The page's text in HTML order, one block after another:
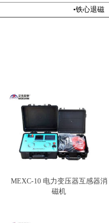
•铁心退磁
MEXC-10 电力变压器互感器消
磁机